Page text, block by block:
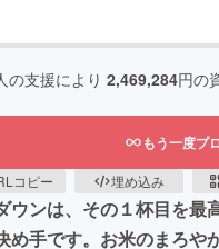
の支援により 2,469,284円の
もう一度プ
コピー 埋め込み
ンは、その１杯目を
手です。お米のまろ